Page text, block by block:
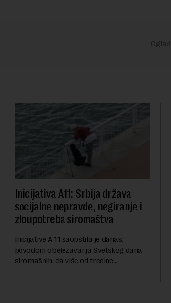
Inicijativa A11: Srbija država
socijalne nepravde, negiranje i
zloupotreba siromaštva
Inicijative A 11 saopštila je danas,
povodom obeležavanja Svetskog dana
siromašnih, da više od trećine